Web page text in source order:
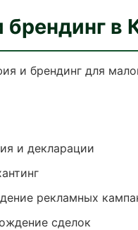
брендинг в
и брендинг для
и декларации
рекламных
сделок